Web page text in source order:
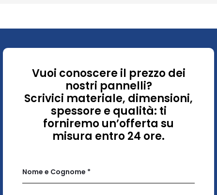
Vuoi conoscere il prezzo dei
nostri pannelli?
Scrivici materiale, dimensioni,
spessore e qualità: ti
forniremo un’offerta su
misura entro 24 ore.